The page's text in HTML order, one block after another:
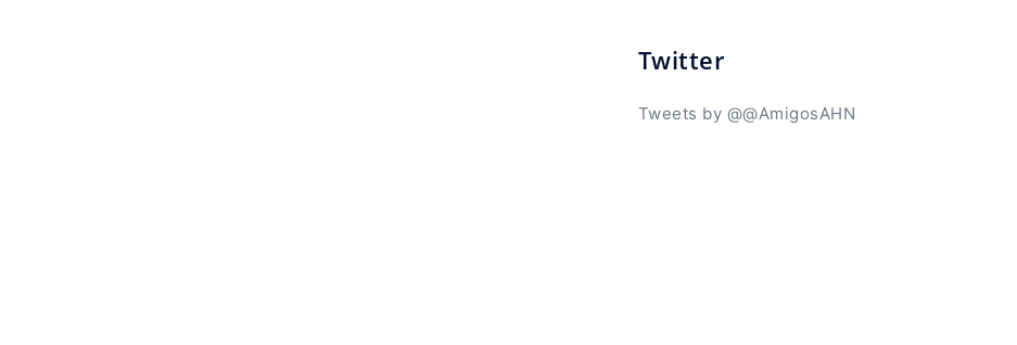
Twitter
Tweets by @@AmigosAHN